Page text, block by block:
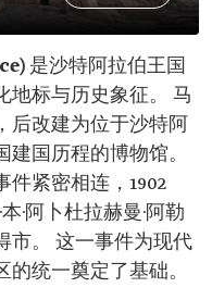
是沙特阿拉伯王国
地标与历史象征。 马
后改建为位于沙特阿
国历程的博物馆。
件紧密相连，1902
·阿卜杜拉赫曼·阿勒
市。 这一事件为现代
统一奠定了基础。